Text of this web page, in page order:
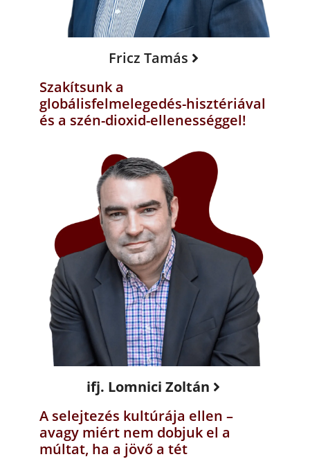
Fricz Tamás
Szakítsunk a
globálisfelmelegedés-hisztériával
és a szén-dioxid-ellenességgel!
ifj. Lomnici Zoltán
A selejtezés kultúrája ellen –
avagy miért nem dobjuk el a
múltat, ha a jövő a tét